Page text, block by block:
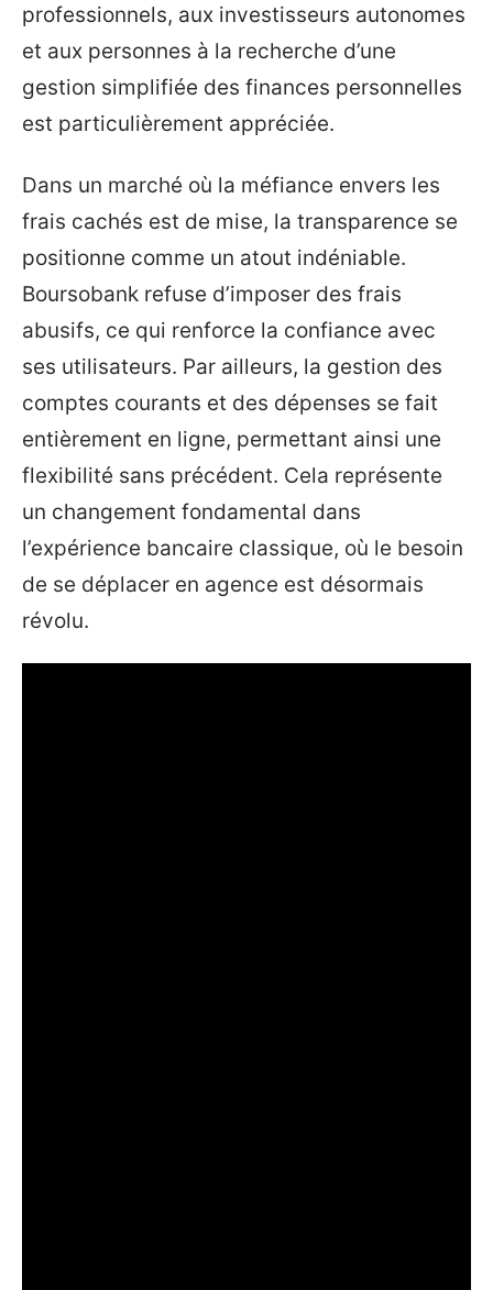
professionnels, aux investisseurs autonomes
et aux personnes à la recherche d’une
gestion simplifiée des finances personnelles
est particulièrement appréciée.
Dans un marché où la méfiance envers les
frais cachés est de mise, la transparence se
positionne comme un atout indéniable.
Boursobank refuse d’imposer des frais
abusifs, ce qui renforce la confiance avec
ses utilisateurs. Par ailleurs, la gestion des
comptes courants et des dépenses se fait
entièrement en ligne, permettant ainsi une
flexibilité sans précédent. Cela représente
un changement fondamental dans
l’expérience bancaire classique, où le besoin
de se déplacer en agence est désormais
révolu.